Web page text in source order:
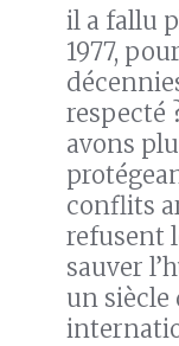
il a fallu
1977,
respecté
avons
conflits
refusent
sauver
un